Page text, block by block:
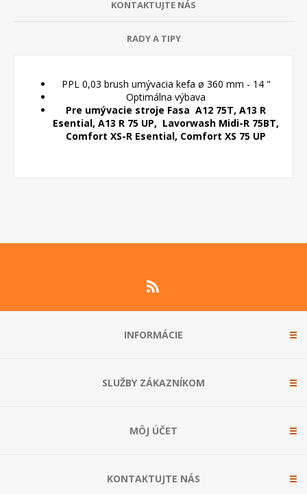
KONTAKTUJTE NÁS
RADY A TIPY
PPL 0,03 brush umývacia kefa ø 360 mm - 14 "
Optimálna výbava
Pre umývacie stroje Fasa A12 75T, A13 R
Esential, A13 R 75 UP, Lavorwash Midi-R 75BT,
Comfort XS-R Esential, Comfort XS 75 UP
INFORMÁCIE
SLUŽBY ZÁKAZNÍKOM
MÔJ ÚČET
KONTAKTUJTE NÁS